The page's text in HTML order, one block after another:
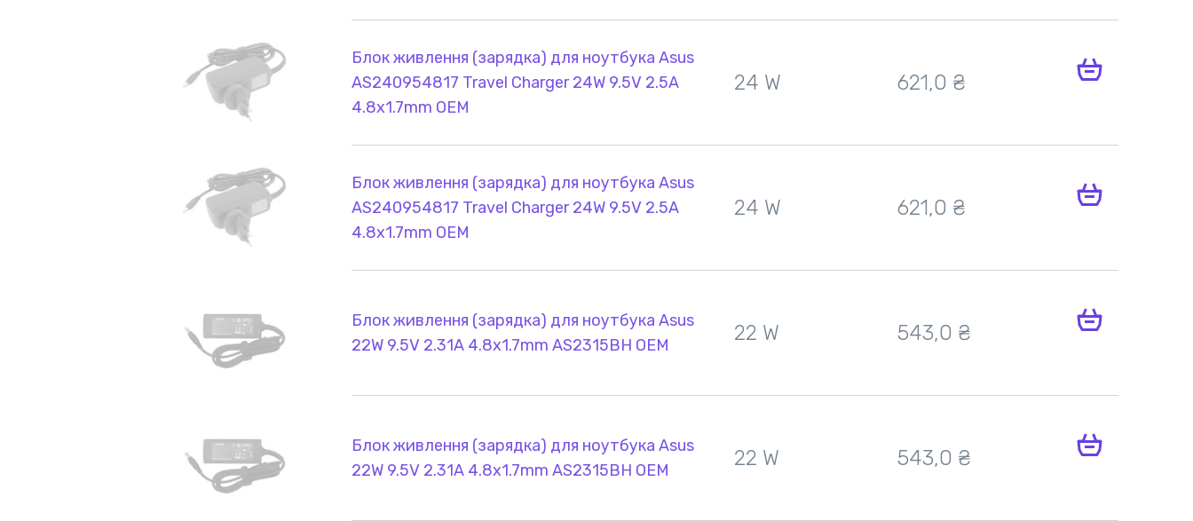
Блок живлення (зарядка) для ноутбука Asus
AS240954817 Travel Charger 24W 9.5V 2.5A
4.8x1.7mm OEM
24 W 621,0 ₴
Блок живлення (зарядка) для ноутбука Asus
AS240954817 Travel Charger 24W 9.5V 2.5A
4.8x1.7mm OEM
24 W 621,0 ₴
Блок живлення (зарядка) для ноутбука Asus
22W 9.5V 2.31A 4.8x1.7mm AS2315BH OEM
22 W 543,0 ₴
Блок живлення (зарядка) для ноутбука Asus
22W 9.5V 2.31A 4.8x1.7mm AS2315BH OEM
22 W 543,0 ₴